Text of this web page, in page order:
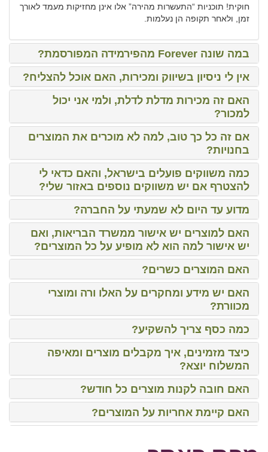
חוקית! תוכניות “התעשרות מהירה” אלו אינן מחזיקות מעמד לאורך
זמן, ולאחר תקופה הן נעלמות.
במה שונה Forever מהפירמידה המפורסמת?
אין לי ניסיון בשיווק ומכירות, האם אוכל להצליח?
האם זה מכירות מדלת לדלת, ולמי אני יכול
למכור?
אם זה כל כך טוב, למה לא מוכרים את המוצרים
בחנויות?
כמה משווקים פועלים בישראל, והאם כדאי לי
להצטרף אם יש משווקים נוספים באזור שלי?
מדוע עד היום לא שמעתי על החברה?
האם למוצרים יש אישור ממשרד הבריאות, ואם
יש אישור למה הוא לא מופיע על כל המוצרים?
האם המוצרים כשרים?
האם יש מידע ומחקרים על האלו ורה ומוצרי
מכוורת?
כמה כסף צריך להשקיע?
כיצד מזמינים, איך מקבלים מוצרים ומאיפה
המשלוח יוצא?
האם חובה לקנות מוצרים כל חודש?
האם קיימת אחריות על המוצרים?